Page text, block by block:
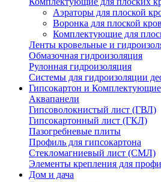
Аэраторы для плоской
Воронка для плоской
Комплектующие для
Ленты кровельные и
Обмазочная гидроизоляция
Рулонная гидроизоляция
Системы для гидроизоляции
Гипсокартон и Комплектующие
Аквапанели
Гипсоволокнистый лист (ГВЛ)
Гипсокартонный лист (ГКЛ)
Пазогребневые плиты
Профиль для гипсокартона
Стекломагниевый лист (СМЛ)
Элементы крепления для
Дом и дача